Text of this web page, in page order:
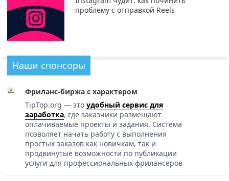
проблему с отправкой Reels
Наши спонсоры
Фриланс-биржа с характером
TipTop.org — это удобный сервис для
заработка, где заказчики размещают
оплачиваемые проекты и задания. Система
позволяет начать работу с выполнения
простых заказов как новичкам, так и
продвинутые возможности по публикации
услуги для профессиональных фрилансеров